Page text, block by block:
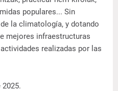
populares... Sin
la climatología, y dotando
mejores infraestructuras
realizadas por las
2025.